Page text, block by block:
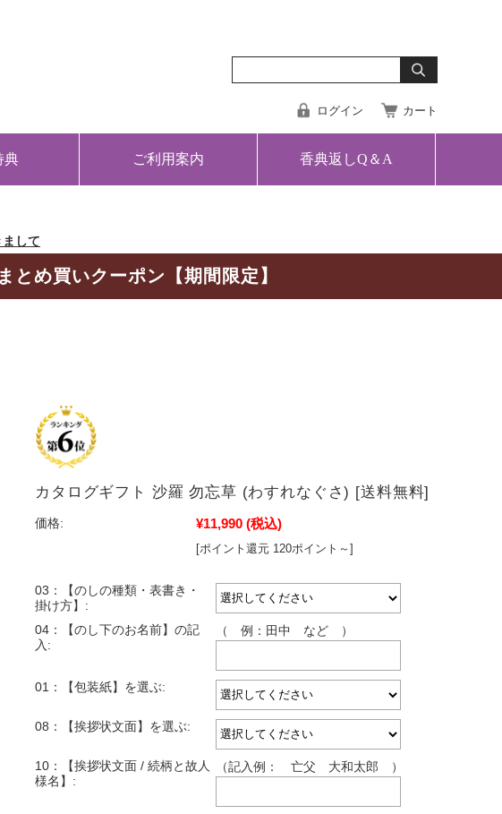
ログイン カート
典 ご利用案内 香典返しQ＆A
して
とめ買いクーポン【期間限定】
カタログギフト 沙羅 勿忘草 (わすれなぐさ) [送料無料]
価格: ¥11,990 (税込)
[ポイント還元 120ポイント～]
03：【のしの種類・表書き・
掛け方】:
04：【のし下のお名前】の記
入:
（ 例：田中 など ）
01：【包装紙】を選ぶ:
08：【挨拶状文面】を選ぶ:
10：【挨拶状文面 / 続柄と故人
様名】:
（記入例： 亡父 大和太郎 ）